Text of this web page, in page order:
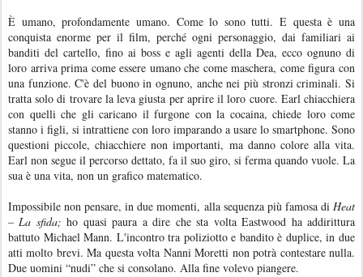
È umano, profondamente umano. Come lo sono tutti. E questa è una
conquista enorme per il film, perché ogni personaggio, dai familiari ai
banditi del cartello, fino ai boss e agli agenti della Dea, ecco ognuno di
loro arriva prima come essere umano che come maschera, come figura con
una funzione. C'è del buono in ognuno, anche nei più stronzi criminali. Si
tratta solo di trovare la leva giusta per aprire il loro cuore. Earl chiacchiera
con quelli che gli caricano il furgone con la cocaina, chiede loro come
stanno i figli, si intrattiene con loro imparando a usare lo smartphone. Sono
questioni piccole, chiacchiere non importanti, ma danno colore alla vita.
Earl non segue il percorso dettato, fa il suo giro, si ferma quando vuole. La
sua è una vita, non un grafico matematico.
Impossibile non pensare, in due momenti, alla sequenza più famosa di Heat
– La sfida; ho quasi paura a dire che sta volta Eastwood ha addirittura
battuto Michael Mann. L'incontro tra poliziotto e bandito è duplice, in due
atti molto brevi. Ma questa volta Nanni Moretti non potrà contestare nulla.
Due uomini “nudi” che si consolano. Alla fine volevo piangere.